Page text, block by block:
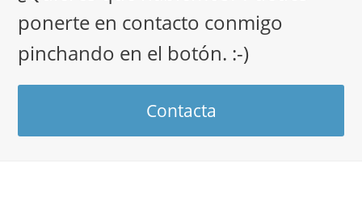
ponerte en contacto conmigo
pinchando en el botón. :-)
Contacta